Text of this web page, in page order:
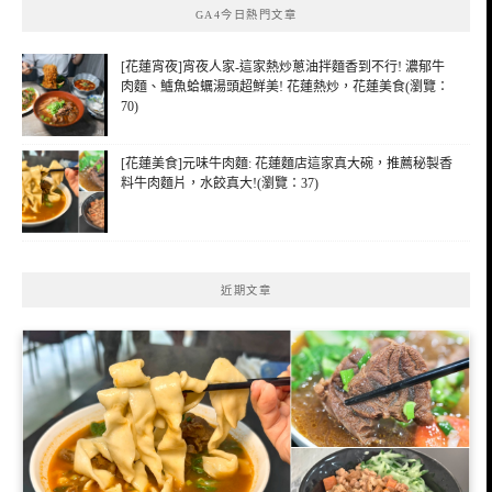
GA4今日熱門文章
[花蓮宵夜]宵夜人家-這家熱炒蔥油拌麵香到不行! 濃郁牛
肉麵、鱸魚蛤蠣湯頭超鮮美! 花蓮熱炒，花蓮美食(瀏覽：
70)
[花蓮美食]元味牛肉麵: 花蓮麵店這家真大碗，推薦秘製香
料牛肉麵片，水餃真大!(瀏覽：37)
近期文章